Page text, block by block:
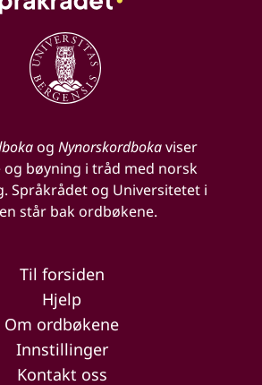
og Nynorskordbokaviser
og bøyning i tråd med norsk
Språkrådet og Universitetet i
står bak ordbøkene.
Til forsiden
Hjelp
Om ordbøkene
Innstillinger
Kontakt oss